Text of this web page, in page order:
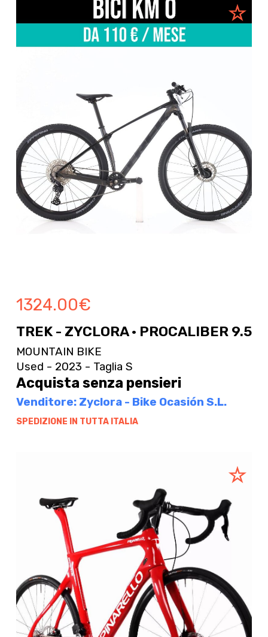
1324.00€
TREK - ZYCLORA · PROCALIBER 9.5
MOUNTAIN BIKE
Used - 2023 - Taglia S
Acquista senza pensieri
Venditore: Zyclora - Bike Ocasión S.L.
SPEDIZIONE IN TUTTA ITALIA